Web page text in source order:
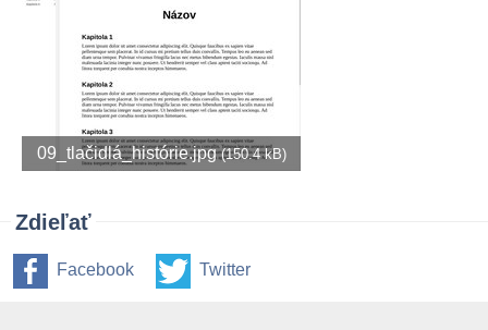
09_tlačidlá_histórie.jpg(150.4 kB)
Zdieľať
Facebook Twitter